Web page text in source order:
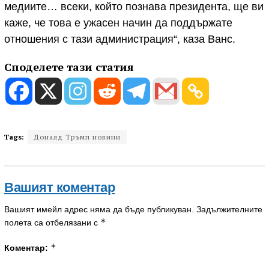
медиите… всеки, който познава президента, ще ви
каже, че това е ужасен начин да поддържате
отношения с тази администрация“, каза Ванс.
Споделете тази статия
Tags: Доналд Тръмп новини
Вашият коментар
Вашият имейл адрес няма да бъде публикуван. Задължителните
полета са отбелязани с *
Коментар: *